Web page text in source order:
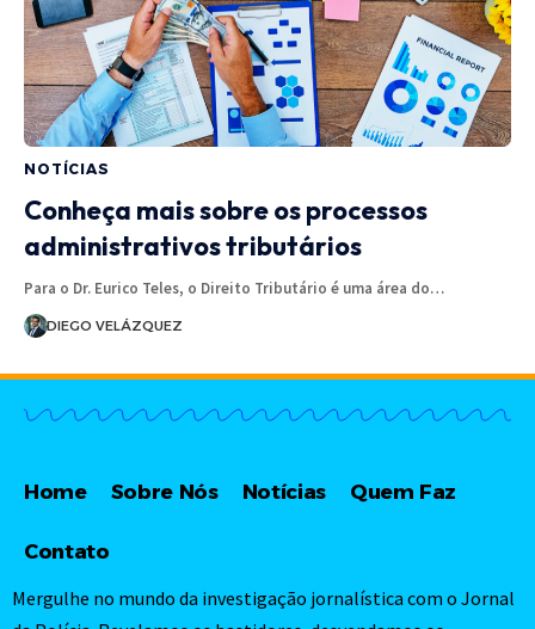
NOTÍCIAS
Conheça mais sobre os processos
administrativos tributários
Para o Dr. Eurico Teles, o Direito Tributário é uma área do…
DIEGO VELÁZQUEZ
Home Sobre Nós Notícias Quem Faz
Contato
Mergulhe no mundo da investigação jornalística com o Jornal